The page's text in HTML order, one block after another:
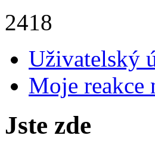
2418
Uživatelský
Moje reakce
Jste zde